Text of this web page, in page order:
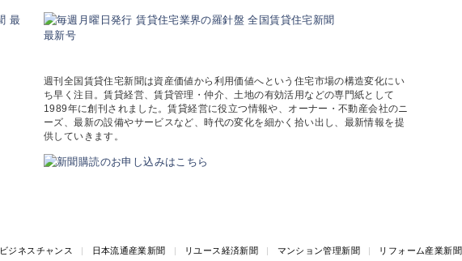
週刊全国賃貸住宅新聞は資産価値から利用価値へという住宅市場の構造変化にい
ち早く注目。賃貸経営、賃貸管理・仲介、土地の有効活用などの専門紙として
1989年に創刊されました。賃貸経営に役立つ情報や、オーナー・不動産会社のニ
ーズ、最新の設備やサービスなど、時代の変化を細かく拾い出し、最新情報を提
供していきます。
ビジネスチャンス | 日本流通産業新聞 | リユース経済新聞 | マンション管理新聞 | リフォーム産業新聞